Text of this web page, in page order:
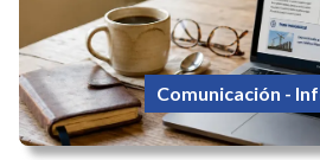
Comunicación -